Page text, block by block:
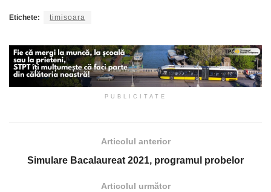
Etichete: timisoara
PUBLICITATE
Articolul anterior
Simulare Bacalaureat 2021, programul probelor
Articolul următor